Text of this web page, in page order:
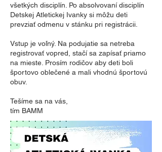
všetkých disciplín. Po absolvovaní disciplín
Detskej Atletickej Ivanky si môžu deti
prevziať odmenu v stánku pri registrácii.
Vstup je voľný. Na podujatie sa netreba
registrovať vopred, stačí sa zapísať priamo
na mieste. Prosím rodičov aby deti boli
športovo oblečené a mali vhodnú športovú
obuv.
Tešíme sa na vás,
tím BAMM